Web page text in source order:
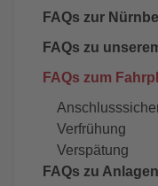
Bayerisches
Abo-Chipkarte/
Mitnahme
TagesTicket
FAQs zur
App
VAG_Rad in
FAQs zu
Fundbüro
Kindergärten &
Presse
FAQs zum
Verfrühung
Verspätung
FAQs zu